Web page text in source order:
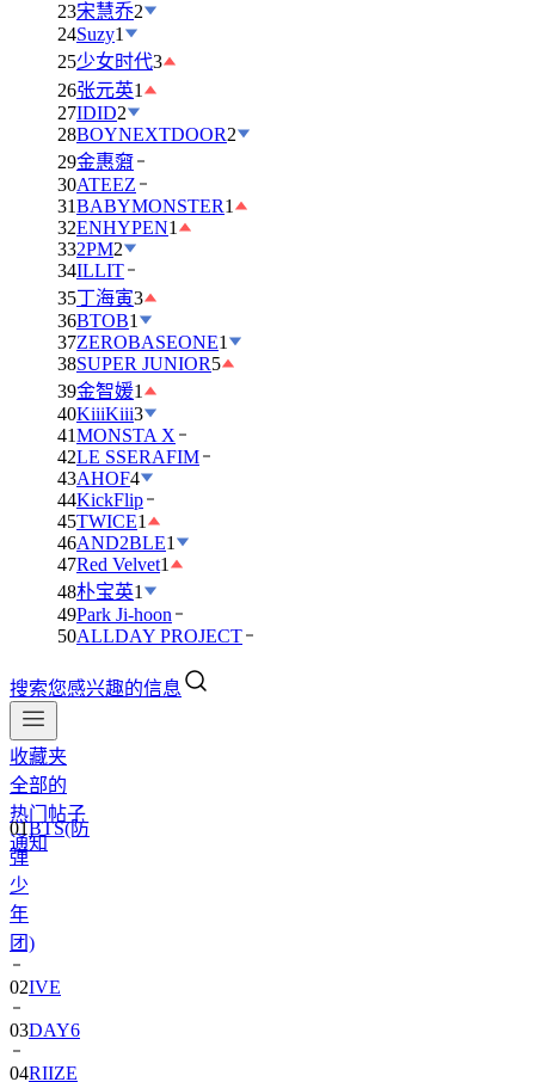
23宋慧乔2
24Suzy1
25少女时代3
26张元英1
27IDID2
28BOYNEXTDOOR2
29金惠奫
30ATEEZ
31BABYMONSTER1
32ENHYPEN1
332PM2
34ILLIT
35丁海寅3
36BTOB1
37ZEROBASEONE1
38SUPER JUNIOR5
39金智媛1
40KiiiKiii3
41MONSTA X
42LE SSERAFIM
43AHOF4
44KickFlip
45TWICE1
46AND2BLE1
47Red Velvet1
48朴宝英1
49Park Ji-hoon
50ALLDAY PROJECT
搜索您感兴趣的信息
收藏夹
全部的
热门帖子
通知
01BTS(防
弹
少
年
团)
02IVE
03DAY6
04RIIZE
05NCT